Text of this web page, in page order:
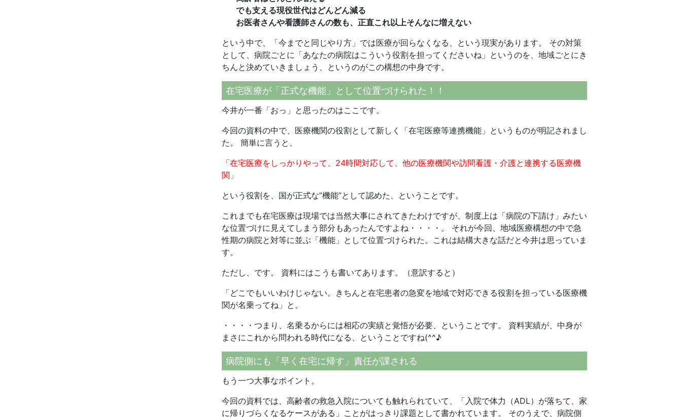
でも支える現役世代はどんどん減る
お医者さんや看護師さんの数も、正直これ以上そんなに増えない
という中で、「今までと同じやり方」では医療が回らなくなる、という現実があります。 その対策
として、病院ごとに「あなたの病院はこういう役割を担ってくださいね」というのを、地域ごとにき
ちんと決めていきましょう、というのがこの構想の中身です。
在宅医療が「正式な機能」として位置づけられた！！
今井が一番「おっ」と思ったのはここです。
今回の資料の中で、医療機関の役割として新しく「在宅医療等連携機能」というものが明記されまし
た。 簡単に言うと、
「在宅医療をしっかりやって、24時間対応して、他の医療機関や訪問看護・介護と連携する医療機
関」
という役割を、国が正式な”機能”として認めた、ということです。
これまでも在宅医療は現場では当然大事にされてきたわけですが、制度上は「病院の下請け」みたい
な位置づけに見えてしまう部分もあったんですよね・・・・。 それが今回、地域医療構想の中で急
性期の病院と対等に並ぶ「機能」として位置づけられた。これは結構大きな話だと今井は思っていま
す。
ただし、です。 資料にはこうも書いてあります。（意訳すると）
「どこでもいいわけじゃない。きちんと在宅患者の急変を地域で対応できる役割を担っている医療機
関が名乗ってね」と。
・・・・つまり、名乗るからには相応の実績と覚悟が必要、ということです。 資料実績が、中身が
まさにこれから問われる時代になる、ということですね(^^♪
病院側にも「早く在宅に帰す」責任が課される
もう一つ大事なポイント。
今回の資料では、高齢者の救急入院についても触れられていて、「入院で体力（ADL）が落ちて、家
に帰りづらくなるケースがある」ことがはっきり課題として書かれています。 そのうえで、病院側